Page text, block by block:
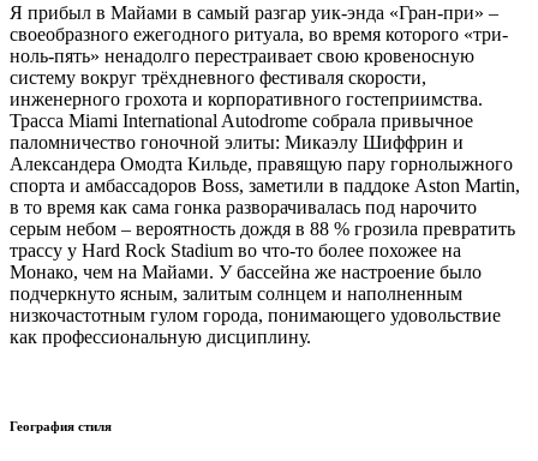
Я прибыл в Майами в самый разгар уик-энда «Гран-при» –
своеобразного ежегодного ритуала, во время которого «три-
ноль-пять» ненадолго перестраивает свою кровеносную
систему вокруг трёхдневного фестиваля скорости,
инженерного грохота и корпоративного гостеприимства.
Трасса Miami International Autodrome собрала привычное
паломничество гоночной элиты: Микаэлу Шиффрин и
Александера Омодта Кильде, правящую пару горнолыжного
спорта и амбассадоров Boss, заметили в паддоке Aston Martin,
в то время как сама гонка разворачивалась под нарочито
серым небом – вероятность дождя в 88 % грозила превратить
трассу у Hard Rock Stadium во что-то более похожее на
Монако, чем на Майами. У бассейна же настроение было
подчеркнуто ясным, залитым солнцем и наполненным
низкочастотным гулом города, понимающего удовольствие
как профессиональную дисциплину.
География стиля